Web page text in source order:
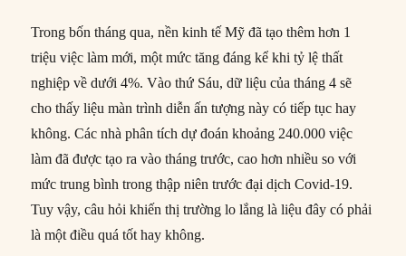
Trong bốn tháng qua, nền kinh tế Mỹ đã tạo thêm hơn 1
triệu việc làm mới, một mức tăng đáng kể khi tỷ lệ thất
nghiệp về dưới 4%. Vào thứ Sáu, dữ liệu của tháng 4 sẽ
cho thấy liệu màn trình diễn ấn tượng này có tiếp tục hay
không. Các nhà phân tích dự đoán khoảng 240.000 việc
làm đã được tạo ra vào tháng trước, cao hơn nhiều so với
mức trung bình trong thập niên trước đại dịch Covid-19.
Tuy vậy, câu hỏi khiến thị trường lo lắng là liệu đây có phải
là một điều quá tốt hay không.